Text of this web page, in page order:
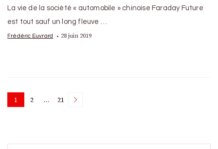
La vie de la société « automobile » chinoise Faraday Future
est tout sauf un long fleuve …
Frédéric Euvrard 28 juin 2019
Posts
Page
1 Page
2 … Page
21